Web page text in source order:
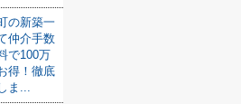
の新築一
仲介手数
で100万
得！徹底
ま...